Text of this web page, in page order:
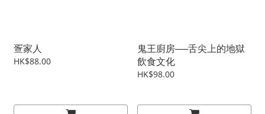
疍家人
HK$88.00
鬼王廚房──舌尖上的地獄
飲食文化
HK$98.00